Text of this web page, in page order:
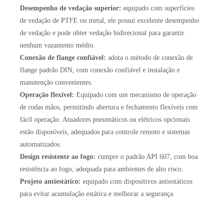
Desempenho de vedação superior: equipado com superfícies
de vedação de PTFE ou metal, ele possui excelente desempenho
de vedação e pode obter vedação bidirecional para garantir
nenhum vazamento médio.
Conexão de flange confiável: adota o método de conexão de
flange padrão DIN, com conexão confiável e instalação e
manutenção convenientes.
Operação flexível: Equipado com um mecanismo de operação
de rodas mãos, permitindo abertura e fechamento flexíveis com
fácil operação. Atuadores pneumáticos ou elétricos opcionais
estão disponíveis, adequados para controle remoto e sistemas
automatizados.
Design resistente ao fogo: cumpre o padrão API 607, com boa
resistência ao fogo, adequada para ambientes de alto risco.
Projeto antiestático: equipado com dispositivos antiestáticos
para evitar acumulação estática e melhorar a segurança.